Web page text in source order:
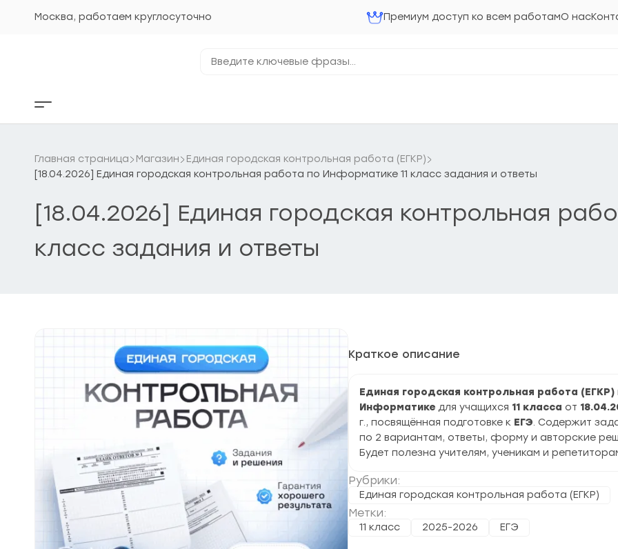
Москва, работаем круглосуточно Премиум доступ ко всем работамО нас
ключевые
Кнопка
бокового
Главная страница Магазин
Единая городская контрольная работа (ЕГКР)
[18.04.2026] Единая городская контрольная работа по Информатике 11 класс задания и ответы
[18.04.2026] Единая городская контрольная
класс задания и ответы
Краткое описание
Единая городская контрольная работа (ЕГКР)
Информатике для учащихся 11 класса от
г., посвящённая подготовке к ЕГЭ. Содержит
по 2 вариантам, ответы, форму и авторские
Будет полезна учителям, ученикам и
Рубрики:
Единая городская контрольная работа (ЕГКР)
Метки:
11 класс 2025-2026 ЕГЭ